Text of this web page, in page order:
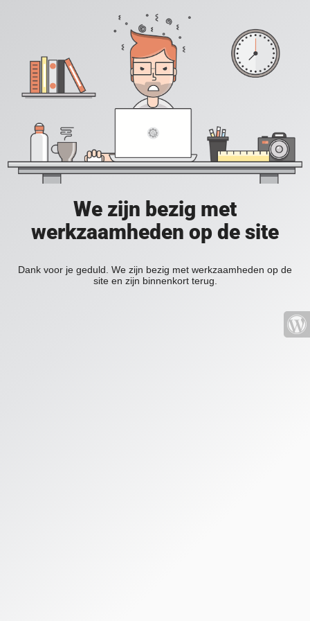
We zijn bezig met
werkzaamheden op de site
Dank voor je geduld. We zijn bezig met werkzaamheden op de
site en zijn binnenkort terug.